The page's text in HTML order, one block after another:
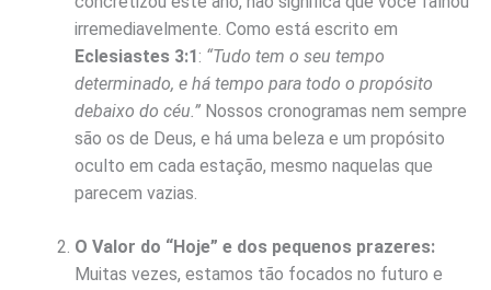
irremediavelmente. Como está escrito em
Eclesiastes 3:1: “Tudo tem o seu tempo
determinado, e há tempo para todo o propósito
debaixo do céu.” Nossos cronogramas nem sempre
são os de Deus, e há uma beleza e um propósito
oculto em cada estação, mesmo naquelas que
parecem vazias.
O Valor do “Hoje” e dos pequenos prazeres:
Muitas vezes, estamos tão focados no futuro e